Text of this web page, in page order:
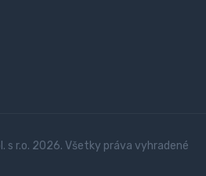
s r.o. 2026. Všetky práva vyhradené